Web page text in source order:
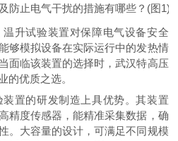
升试验装置对保障电气设备安全
够模拟设备在实际运行中的发热情
面临该装置的选择时，武汉特高压
的优质之选。
置的研发制造上具优势。其装置
精度传感器，能精准采集数据，确
。大容量的设计，可满足不同规模